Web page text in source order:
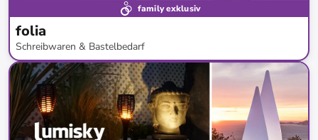
family exklusiv
folia
Schreibwaren & Bastelbedarf
bis-62%*